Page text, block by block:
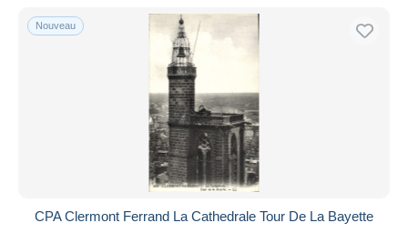
Uniquement en réduction
Méthodes de paiement
Virement bancaire
Mastercard
Bancontact
Nouveau
CPA Clermont Ferrand La Cathedrale Tour De La Bayette